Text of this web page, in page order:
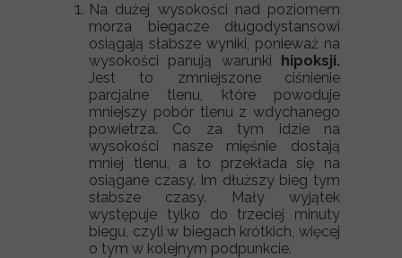
Na dużej wysokości nad poziomem
morza biegacze długodystansowi
osiągają słabsze wyniki, ponieważ na
wysokości panują warunki hipoksji.
Jest to zmniejszone ciśnienie
parcjalne tlenu, które powoduje
mniejszy pobór tlenu z wdychanego
powietrza. Co za tym idzie na
wysokości nasze mięśnie dostają
mniej tlenu, a to przekłada się na
osiągane czasy. Im dłuższy bieg tym
słabsze czasy. Mały wyjątek
występuje tylko do trzeciej minuty
biegu, czyli w biegach krótkich, więcej
o tym w kolejnym podpunkcie.